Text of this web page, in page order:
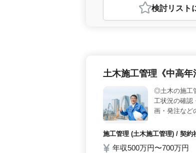
おすすめポイント
＜宿舎完備の土木施工管理
に携わります。CADの使
つ安定した働き方が可能で
検討リスト
土木施工管理《中高年
◎土木の施工
工状況の確認
画・発注など
施工管理 (土木施工管理) / 契約
年収500万円〜700万円